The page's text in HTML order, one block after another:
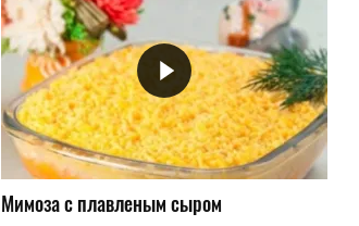
Мимоза с плавленым сыром